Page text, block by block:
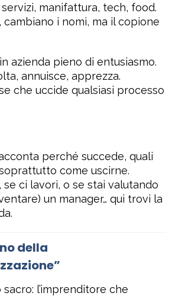
manifattura, tech, food.
i nomi, ma il copione
azienda pieno di entusiasmo.
annuisce, apprezza.
che uccide qualsiasi processo
perché succede, quali
come uscirne.
se ci lavori, o se stai valutando
un manager… qui trovi la
della
sacro: l’imprenditore che